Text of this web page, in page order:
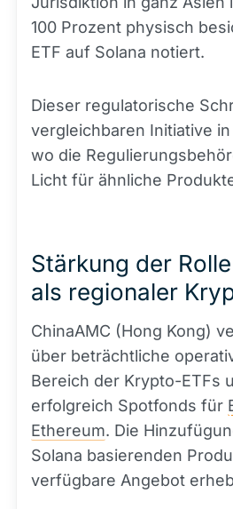
100 Prozent physisch
ETF auf Solana notiert.
Dieser regulatorische
vergleichbaren Initiative
wo die
Licht für ähnliche
Stärkung der
als regionaler
ChinaAMC (Hong Kong)
über beträchtliche
Bereich der Krypto-ETFs
erfolgreich Spotfonds für
Ethereum. Die
Solana basierenden
verfügbare Angebot